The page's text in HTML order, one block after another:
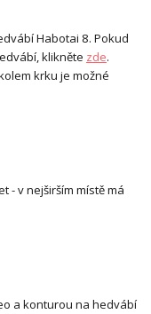
Habotai 8. Pokud
klikněte zde.
krku je možné
- v nejširším místě má
a konturou na hedvábí